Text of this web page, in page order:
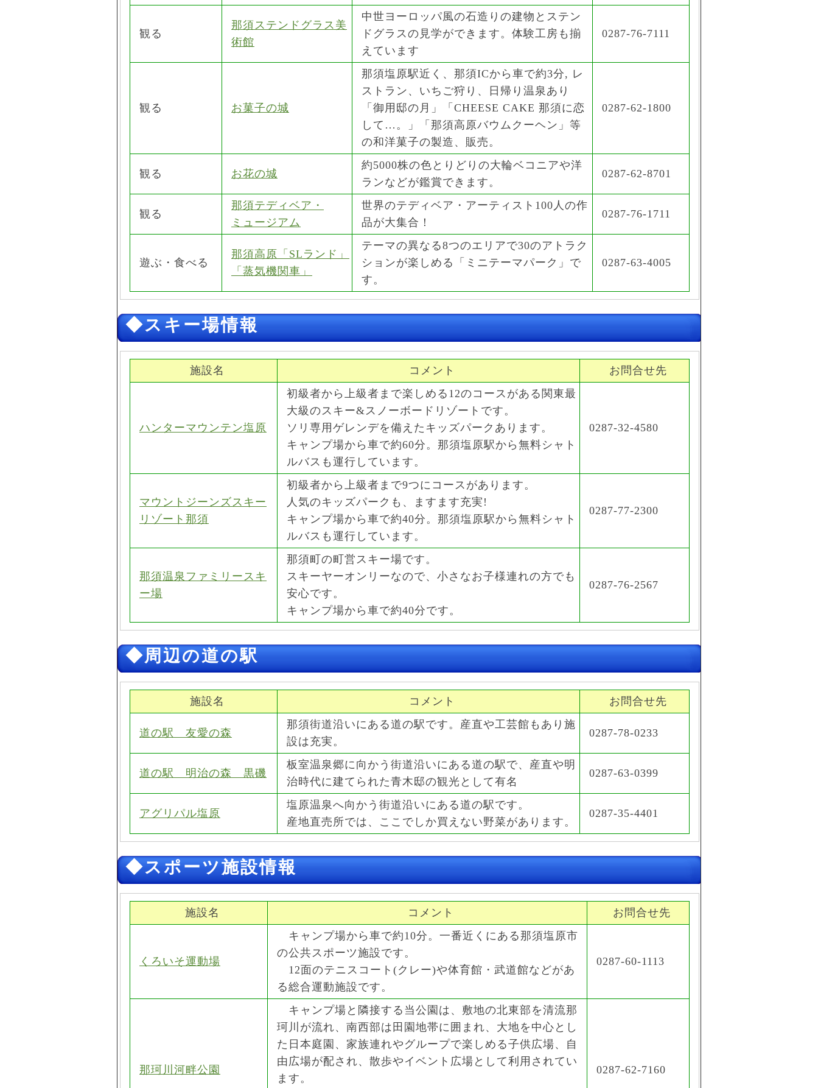
観る
那須ステンドグラス美
術館
中世ヨーロッパ風の石造りの建物とステン
ドグラスの見学ができます。体験工房も揃
えています
0287-76-7111
観る お菓子の城
那須塩原駅近く、那須ICから車で約3分, レ
ストラン、いちご狩り、日帰り温泉あり
「御用邸の月」「CHEESE CAKE 那須に恋
して…。」「那須高原バウムクーヘン」等
の和洋菓子の製造、販売。
0287-62-1800
観る お花の城
約5000株の色とりどりの大輪ベコニアや洋
ランなどが鑑賞できます。
0287-62-8701
観る
那須テディベア・
ミュージアム
世界のテディベア・アーティスト100人の作
品が大集合！
0287-76-1711
遊ぶ・食べる
那須高原「SLランド」
「蒸気機関車」
テーマの異なる8つのエリアで30のアトラク
ションが楽しめる「ミニテーマパーク」で
す。
0287-63-4005
◆スキー場情報
施設名 コメント お問合せ先
ハンターマウンテン塩原
初級者から上級者まで楽しめる12のコースがある関東最
大級のスキー&スノーボードリゾートです。
ソリ専用ゲレンデを備えたキッズパークあります。
キャンプ場から車で約60分。那須塩原駅から無料シャト
ルバスも運行しています。
0287-32-4580
マウントジーンズスキー
リゾート那須
初級者から上級者まで9つにコースがあります。
人気のキッズパークも、ますます充実!
キャンプ場から車で約40分。那須塩原駅から無料シャト
ルバスも運行しています。
0287-77-2300
那須温泉ファミリースキ
ー場
那須町の町営スキー場です。
スキーヤーオンリーなので、小さなお子様連れの方でも
安心です。
キャンプ場から車で約40分です。
0287-76-2567
◆周辺の道の駅
施設名 コメント お問合せ先
道の駅 友愛の森
那須街道沿いにある道の駅です。産直や工芸館もあり施
設は充実。
0287-78-0233
道の駅 明治の森 黒磯
板室温泉郷に向かう街道沿いにある道の駅で、産直や明
治時代に建てられた青木邸の観光として有名
0287-63-0399
アグリパル塩原
塩原温泉へ向かう街道沿いにある道の駅です。
産地直売所では、ここでしか買えない野菜があります。
0287-35-4401
◆スポーツ施設情報
施設名 コメント お問合せ先
くろいそ運動場
キャンプ場から車で約10分。一番近くにある那須塩原市
の公共スポーツ施設です。
12面のテニスコート(クレー)や体育館・武道館などがあ
る総合運動施設です。
0287-60-1113
那珂川河畔公園
キャンプ場と隣接する当公園は、敷地の北東部を清流那
珂川が流れ、南西部は田園地帯に囲まれ、大地を中心とし
た日本庭園、家族連れやグループで楽しめる子供広場、自
由広場が配され、散歩やイベント広場として利用されてい
ます。
0287-62-7160